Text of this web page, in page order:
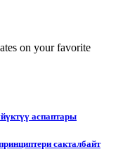
on your favorite
аспаптары
сакталбайт